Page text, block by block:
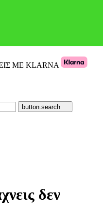
ΜΕ KLARNA
button.search
δεν